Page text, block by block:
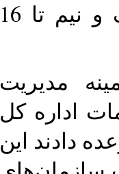
مجازات‌های زندان از یک و نیم تا 16
مدیریت
اداره کل
دادند این